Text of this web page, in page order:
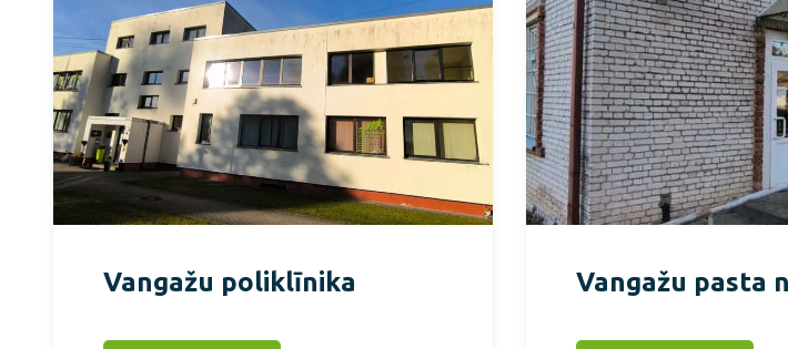
Vangažu poliklīnika Vangažu pasta